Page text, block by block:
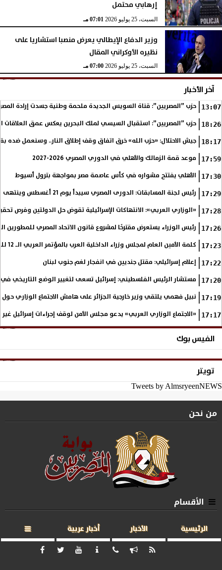
إرهابي محتمل
السبت، 25 يوليو 2026 07:01 مـ
وزير الدفاع الإيطالي يعرض منصبا استشاريا على
نظيره الأوكراني المقال
السبت، 25 يوليو 2026 07:00 مـ
آخر الأخبار
13:07 حزب ”المصريين”: قناة السويس الجديدة ملحمة وطنية جسدت إرادة
18:26 حزب ”المصريين”: استقبال السيسي لملك البحرين يعكس عمق العلاقات
18:17 جيش الاحتلال: «حزب الله» خرق اتفاق وقف إطلاق النار.. وسنعمل ضده
17:59 موعد قمة الزمالك والأهلي في الدوري المصري 2026-2027
17:30 الأهلي يفتتح مشواره في كأس عاصمة مصر بمواجهة بترول أسيوط
17:29 رئيس لجنة المسابقات: الدورى المصري سيبدأ يوم 21 أغسطس وينتهى فى مايو
17:28 «الوزاري العربي»: الانتهاكات الإسرائيلية تقوض حل الدولتين وفرص
17:26 رئيس الوزراء يستعرض مقترحًا لمشروع قانون الاتحاد المصري للمطورين
17:23 كلمة الأمين العام لمجلس وزراء الداخلية العرب بالمؤتمر العربي الـ 12 للمسؤولين عن الأمن السياحي
17:22 إعلام إسرائيلي: مقتل جنديين في انفجار لغم جنوب لبنان
17:20 مستشار الرئيس الفلسطيني: إسرائيل تسعى لتغيير الوضع التاريخي
17:19 نبيل فهمي يلتقي وزير خارجية الجزائر على هامش الاجتماع الوزاري
17:17 «الاجتماع الوزاري العربي» يدعو مجلس الأمن لوقف إجراءات إسرائيل
الفيس بوك
تويتر
Tweets by AlmsryeenNEWS
من نحن
الأقسام
الرئيسية الأخبار أخبار عربية